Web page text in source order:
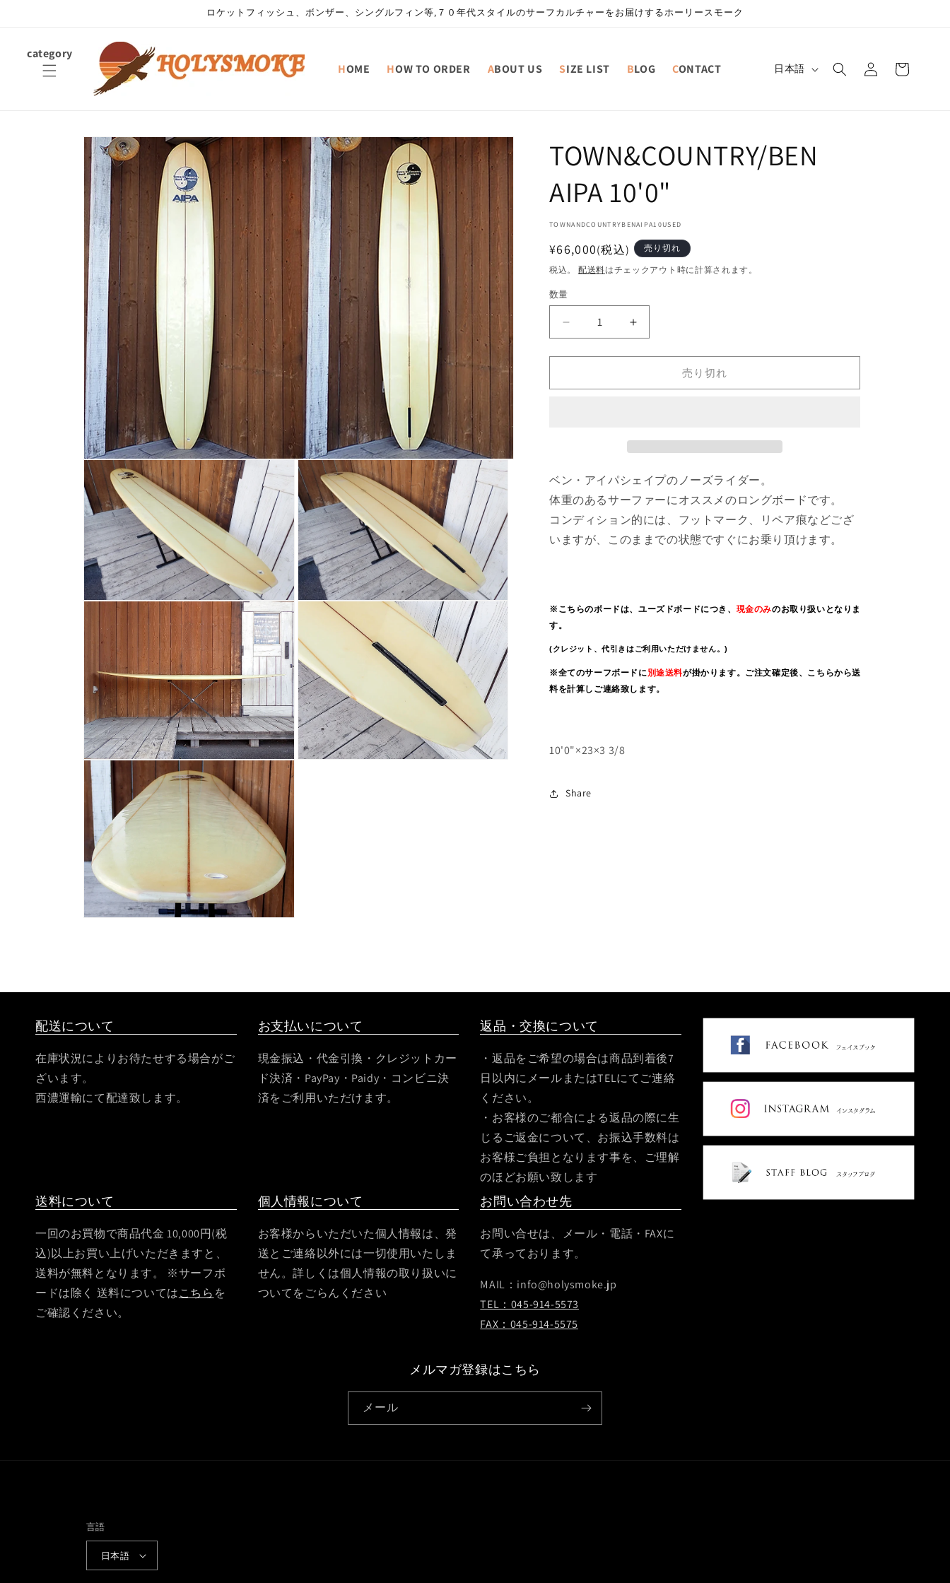
ロケットフィッシュ、ボンザー、シングルフィン等,７０年代スタイルのサーフカルチャーをお届けするホーリースモーク
category
HOME
HOW TO ORDER ABOUT US SIZE LIST BLOG CONTACT
言
日本語
イ
ー
商品情
報にス
キップ
モ
ー
ダ
ル
で
メ
デ
ィ
ア
(1)
を
開
ア
(2)
を
開
く
ル
で
メ
デ
ィ
ア
(3)
を
開
く
モ
ー
ダ
ル
ィ
ア
(4)
を
く
ア
(6)
開
TOWN&COUNTRY/BEN
AIPA 10'0"
SKU:
TOWNANDCOUNTRYBENAIPA10USED
通
常
価
格
¥66,000(税込) 売り切れ
税込。 配送料はチェックアウト時に計算されます。
数量
TOWN&amp;COUNTRY/BEN
AIPA
10&#39;0&quot;
数
す
TOWN&amp;COUNTRY/BEN
AIPA
10&#39;0&quot;
数
増
す
売り切れ
ベン・アイパシェイプのノーズライダー。
体重のあるサーファーにオススメのロングボードです。
コンディション的には、フットマーク、リペア痕などござ
いますが、このままでの状態ですぐにお乗り頂けます。
※こちらのボードは、ユーズドボードにつき、 現金のみのお取り扱いとなりま
す。
(クレジット、代引きはご利用いただけません。)
※全てのサーフボードに 別途送料が掛かります。ご注文確定後、こちらから送
料を計算しご連絡致します。
10'0"×23×3 3/8
Share
配送について
在庫状況によりお待たせする場合がご
ざいます。
西濃運輸にて配達致します。
お支払いについて
現金振込・代金引換・クレジットカー
ド決済・PayPay・Paidy・コンビニ決
済をご利用いただけます。
返品・交換について
・返品をご希望の場合は商品到着後7
日以内にメールまたはTELにてご連絡
ください。
・お客様のご都合による返品の際に生
じるご返金について、お振込手数料は
お客様ご負担となります事を、ご理解
のほどお願い致します
送料について
一回のお買物で商品代金 10,000円(税
込)以上お買い上げいただきますと、
送料が無料となります。 ※サーフボ
ードは除く 送料についてはこちら を
ご確認ください。
個人情報について
お客様からいただいた個人情報は、発
送とご連絡以外には一切使用いたしま
せん。詳しくは個人情報の取り扱いに
ついてをごらんください
お問い合わせ先
お問い合せは、メール・電話・FAXに
て承っております。
MAIL：info@holysmoke.jp
TEL：045-914-5573
FAX：045-914-5575
メルマガ登録はこちら
メール
言語
日本語